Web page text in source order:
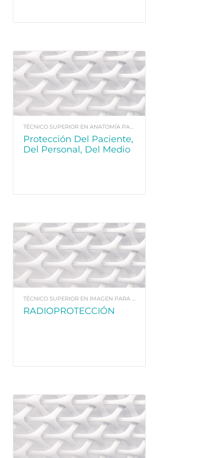
TÉCNICO SUPERIOR EN ANATOMÍA PATOLÓGICA Y CITOLOGÍA
Protección Del Paciente,
Del Personal, Del Medio
TÉCNICO SUPERIOR EN IMAGEN PARA EL DIAGNÓSTICO
RADIOPROTECCIÓN